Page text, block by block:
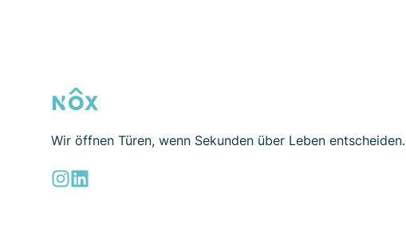
NOX-AAL
Wir öffnen Türen, wenn Sekunden über Leben entscheiden.
Instagram
LinkedIn